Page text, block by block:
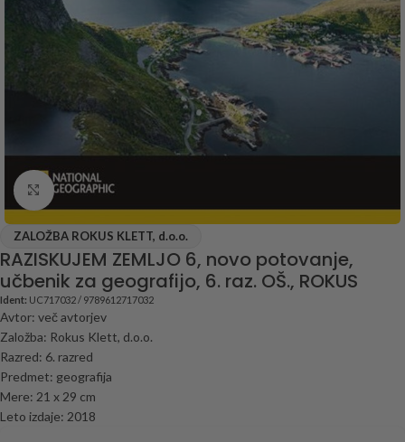
Click to enlarge
ZALOŽBA ROKUS KLETT, d.o.o.
RAZISKUJEM ZEMLJO 6, novo potovanje,
učbenik za geografijo, 6. raz. OŠ., ROKUS
Ident: UC717032 / 9789612717032
Avtor: več avtorjev
Založba: Rokus Klett, d.o.o.
Razred: 6. razred
Predmet: geografija
Mere: 21 x 29 cm
Leto izdaje: 2018